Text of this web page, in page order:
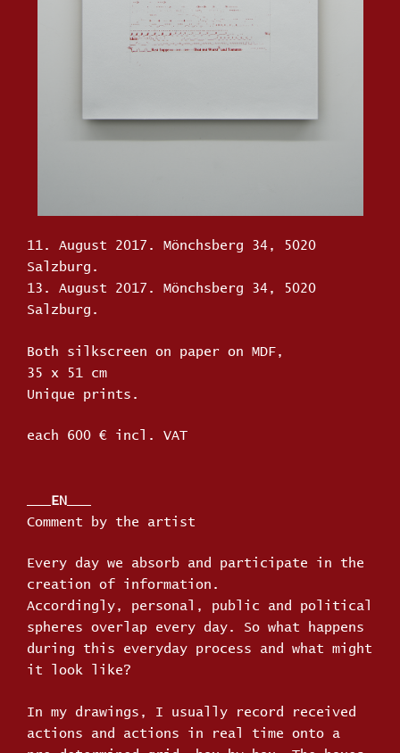
11. August 2017. Mönchsberg 34, 5020
Salzburg.
13. August 2017. Mönchsberg 34, 5020
Salzburg.
Both silkscreen on paper on MDF,
35 x 51 cm
Unique prints.
each 600 € incl. VAT
EN
Comment by the artist
Every day we absorb and participate in the
creation of information.
Accordingly, personal, public and political
spheres overlap every day. So what happens
during this everyday process and what might
it look like?
In my drawings, I usually record received
actions and actions in real time onto a